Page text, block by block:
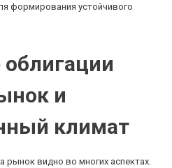
формирования устойчивого
и
климат
рынок видно во многих аспектах.